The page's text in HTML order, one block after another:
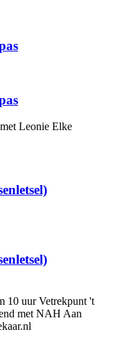
Leonie Elke
10 uur Vetrekpunt 't
met NAH Aan